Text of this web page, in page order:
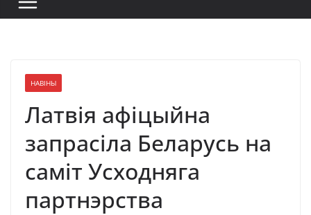
НАВІНЫ
Латвія афіцыйна
запрасіла Беларусь на
саміт Усходняга
партнэрства